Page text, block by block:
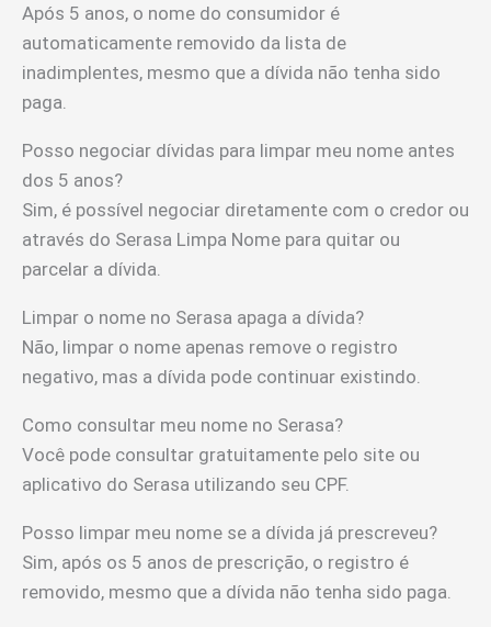
Após 5 anos, o nome do consumidor é
automaticamente removido da lista de
inadimplentes, mesmo que a dívida não tenha sido
paga.
Posso negociar dívidas para limpar meu nome antes
dos 5 anos?
Sim, é possível negociar diretamente com o credor ou
através do Serasa Limpa Nome para quitar ou
parcelar a dívida.
Limpar o nome no Serasa apaga a dívida?
Não, limpar o nome apenas remove o registro
negativo, mas a dívida pode continuar existindo.
Como consultar meu nome no Serasa?
Você pode consultar gratuitamente pelo site ou
aplicativo do Serasa utilizando seu CPF.
Posso limpar meu nome se a dívida já prescreveu?
Sim, após os 5 anos de prescrição, o registro é
removido, mesmo que a dívida não tenha sido paga.